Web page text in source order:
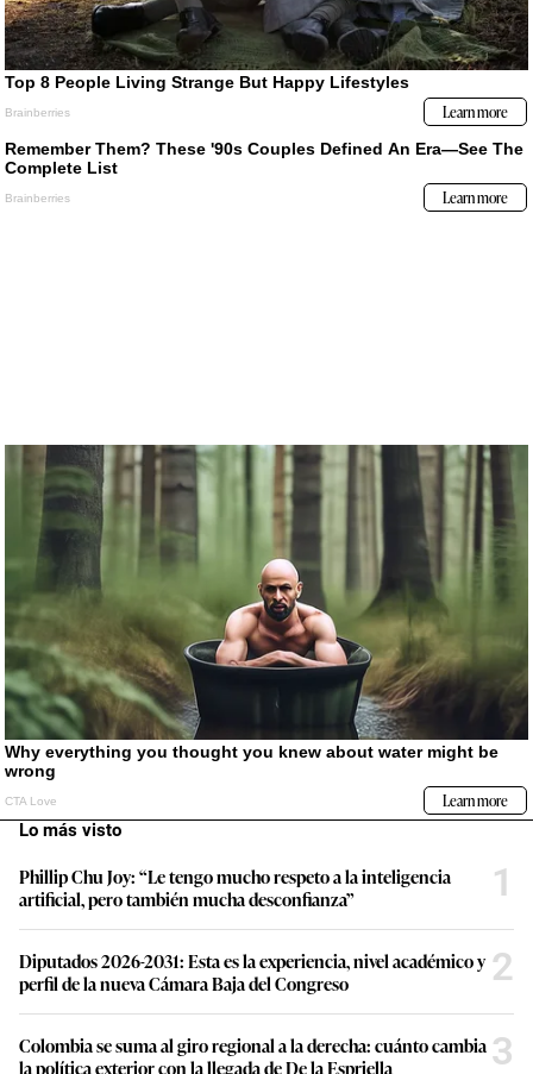
Lo más visto
Phillip Chu Joy: “Le tengo mucho respeto a la inteligencia
artificial, pero también mucha desconfianza”
1
Diputados 2026-2031: Esta es la experiencia, nivel académico y
perfil de la nueva Cámara Baja del Congreso
2
Colombia se suma al giro regional a la derecha: cuánto cambia
la política exterior con la llegada de De la Espriella
3